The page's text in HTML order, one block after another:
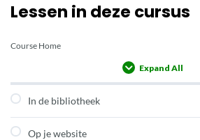
Lessen in deze cursus
Course Home
Expand All
In de bibliotheek
Op je website